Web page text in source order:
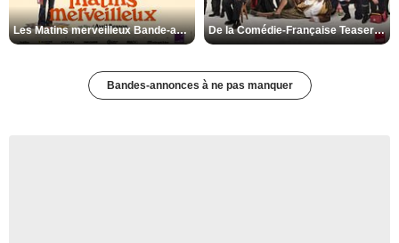
Les Matins merveilleux Bande-annonce VF De la Comédie-Française Teaser VF
Bandes-annonces à ne pas manquer